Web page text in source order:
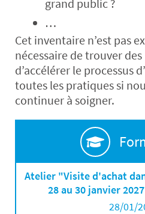
grand public ?
…
Cet inventaire n’est pas
nécessaire de trouver
d’accélérer le processus
toutes les pratiques si
continuer à soigner.
Atelier "Visite d'achat
28 au 30 janvier 2027
28/01/